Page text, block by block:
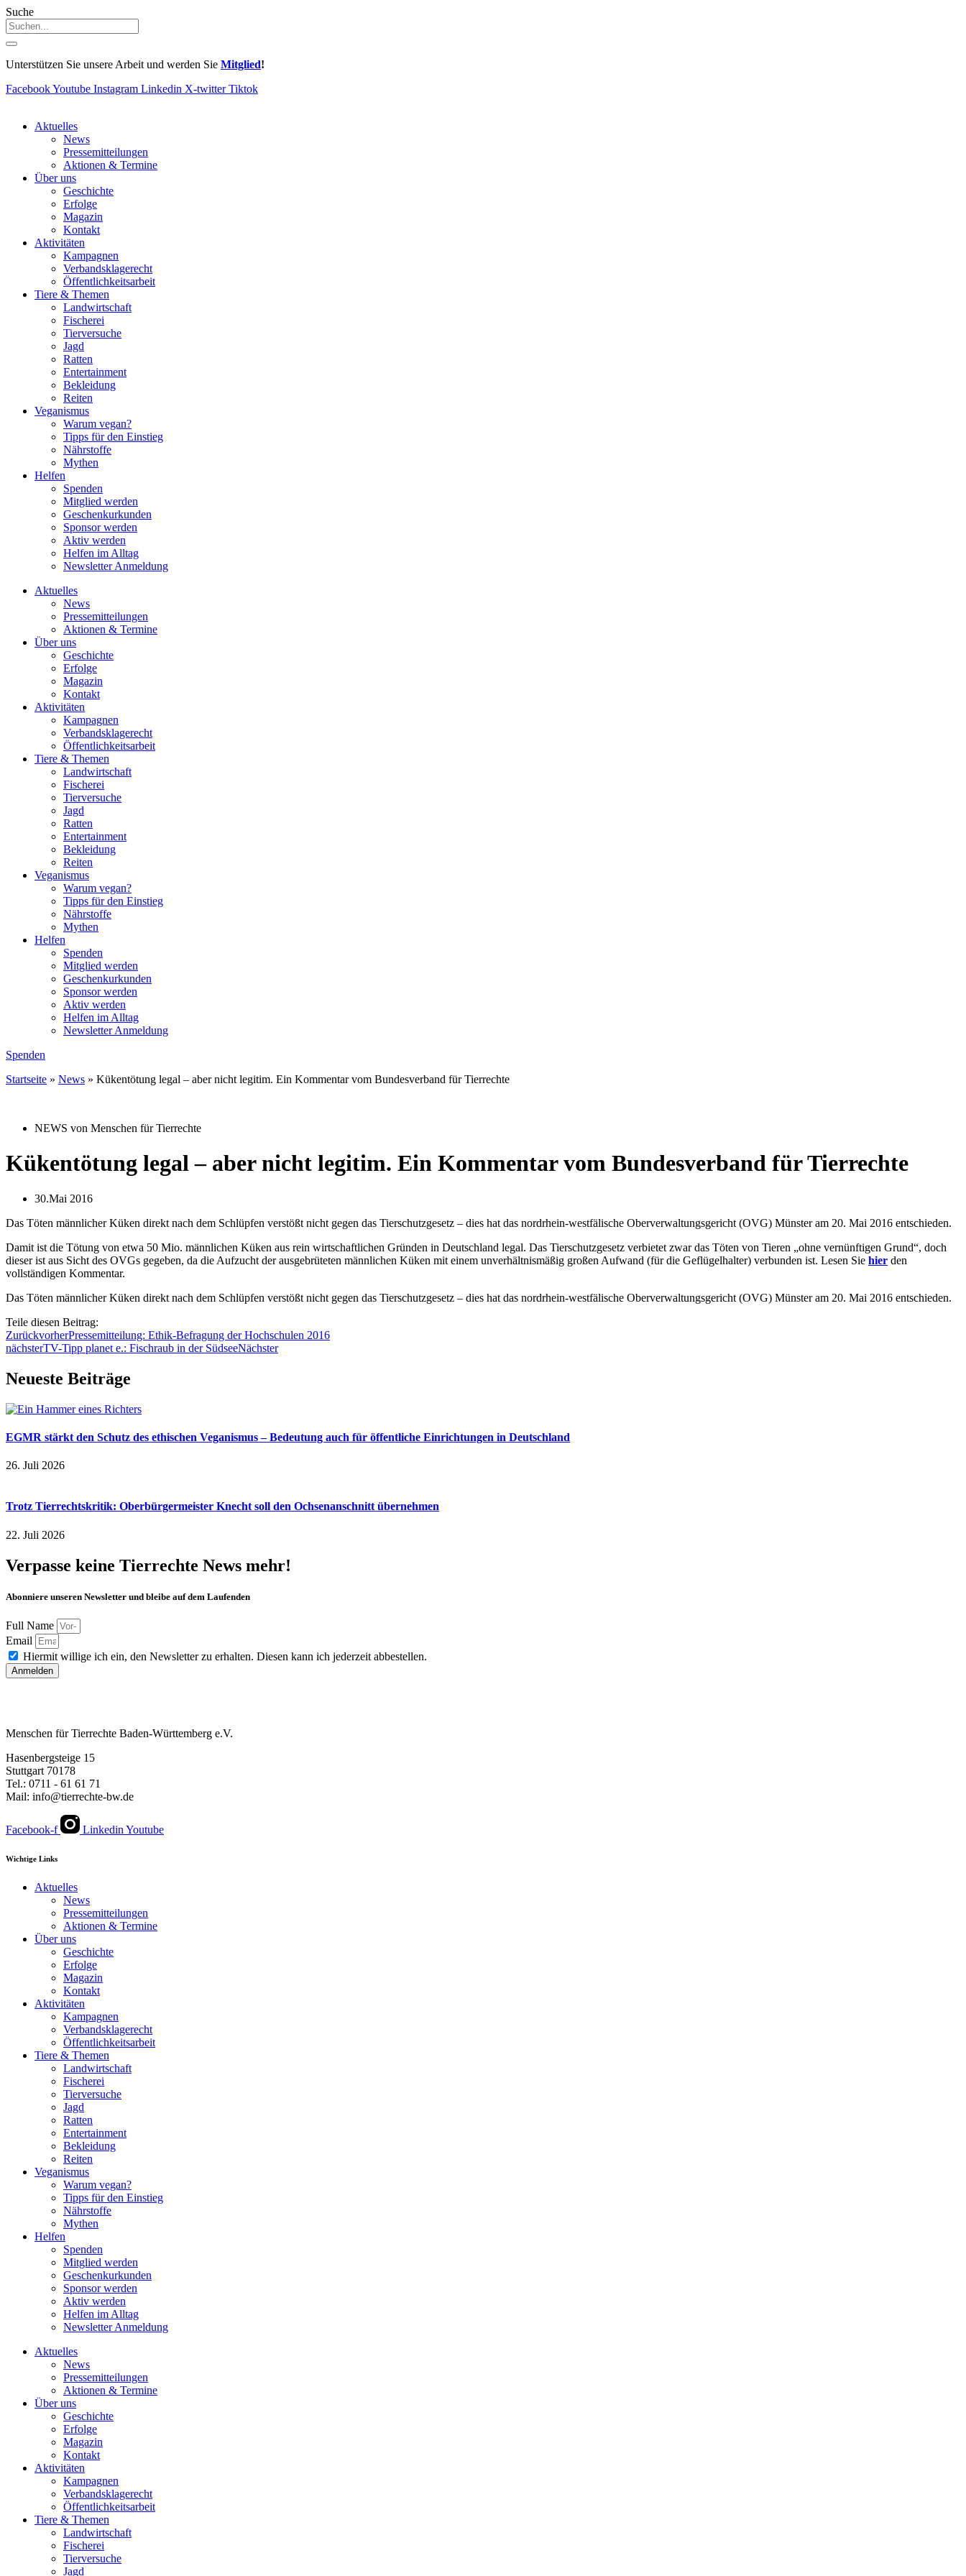
Suche
Unterstützen Sie unsere Arbeit und werden Sie Mitglied!
FacebookYoutube Instagram Linkedin X-twitter Tiktok
Aktuelles
News
Pressemitteilungen
Aktionen & Termine
Über uns
Geschichte
Erfolge
Magazin
Kontakt
Aktivitäten
Kampagnen
Verbandsklagerecht
Öffentlichkeitsarbeit
Tiere & Themen
Landwirtschaft
Fischerei
Tierversuche
Jagd
Ratten
Entertainment
Bekleidung
Reiten
Veganismus
Warum vegan?
Tipps für den Einstieg
Nährstoffe
Mythen
Helfen
Spenden
Mitglied werden
Geschenkurkunden
Sponsor werden
Aktiv werden
Helfen im Alltag
Newsletter Anmeldung
Aktuelles
News
Pressemitteilungen
Aktionen & Termine
Über uns
Geschichte
Erfolge
Magazin
Kontakt
Aktivitäten
Kampagnen
Verbandsklagerecht
Öffentlichkeitsarbeit
Tiere & Themen
Landwirtschaft
Fischerei
Tierversuche
Jagd
Ratten
Entertainment
Bekleidung
Reiten
Veganismus
Warum vegan?
Tipps für den Einstieg
Nährstoffe
Mythen
Helfen
Spenden
Mitglied werden
Geschenkurkunden
Sponsor werden
Aktiv werden
Helfen im Alltag
Newsletter Anmeldung
Spenden
Startseite » News » Kükentötung legal – aber nicht legitim. Ein Kommentar vom Bundesverband für Tierrechte
NEWS von Menschen für Tierrechte
Kükentötung legal – aber nicht legitim. Ein Kommentar vom Bundesverband für Tierrechte
30.Mai 2016
Das Töten männlicher Küken direkt nach dem Schlüpfen verstößt nicht gegen das Tierschutzgesetz – dies hat das nordrhein-westfälische Oberverwaltungsgericht (OVG) Münster am 20. Mai 2016 entschieden.
Damit ist die Tötung von etwa 50 Mio. männlichen Küken aus rein wirtschaftlichen Gründen in Deutschland legal. Das Tierschutzgesetz verbietet zwar das Töten von Tieren „ohne vernünftigen Grund“, doch
dieser ist aus Sicht des OVGs gegeben, da die Aufzucht der ausgebrüteten männlichen Küken mit einem unverhältnismäßig großen Aufwand (für die Geflügelhalter) verbunden ist. Lesen Sie hier den
vollständigen Kommentar.
Das Töten männlicher Küken direkt nach dem Schlüpfen verstößt nicht gegen das Tierschutzgesetz – dies hat das nordrhein-westfälische Oberverwaltungsgericht (OVG) Münster am 20. Mai 2016 entschieden.
Teile diesen Beitrag:
ZurückvorherPressemitteilung: Ethik-Befragung der Hochschulen 2016
nächsterTV-Tipp planet e.: Fischraub in der SüdseeNächster
Neueste Beiträge
EGMR stärkt den Schutz des ethischen Veganismus – Bedeutung auch für öffentliche Einrichtungen in Deutschland
26. Juli 2026
Trotz Tierrechtskritik: Oberbürgermeister Knecht soll den Ochsenanschnitt übernehmen
22. Juli 2026
Verpasse keine Tierrechte News mehr!
Abonniere unseren Newsletter und bleibe auf dem Laufenden
Full Name
Email
Hiermit willige ich ein, den Newsletter zu erhalten. Diesen kann ich jederzeit abbestellen.
Anmelden
Menschen für Tierrechte Baden-Württemberg e.V.
Hasenbergsteige 15
Stuttgart 70178
Tel.: 0711 - 61 61 71
Mail: info@tierrechte-bw.de
Facebook-f Linkedin Youtube
Wichtige Links
Aktuelles
News
Pressemitteilungen
Aktionen & Termine
Über uns
Geschichte
Erfolge
Magazin
Kontakt
Aktivitäten
Kampagnen
Verbandsklagerecht
Öffentlichkeitsarbeit
Tiere & Themen
Landwirtschaft
Fischerei
Tierversuche
Jagd
Ratten
Entertainment
Bekleidung
Reiten
Veganismus
Warum vegan?
Tipps für den Einstieg
Nährstoffe
Mythen
Helfen
Spenden
Mitglied werden
Geschenkurkunden
Sponsor werden
Aktiv werden
Helfen im Alltag
Newsletter Anmeldung
Aktuelles
News
Pressemitteilungen
Aktionen & Termine
Über uns
Geschichte
Erfolge
Magazin
Kontakt
Aktivitäten
Kampagnen
Verbandsklagerecht
Öffentlichkeitsarbeit
Tiere & Themen
Landwirtschaft
Fischerei
Tierversuche
Jagd